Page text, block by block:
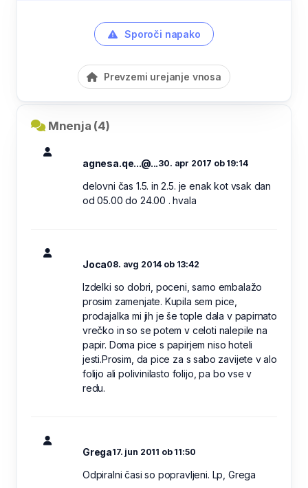
Sporoči napako
Prevzemi urejanje vnosa
Mnenja (4)
agnesa.qe...@...30. apr 2017 ob 19:14
delovni čas 1.5. in 2.5. je enak kot vsak dan
od 05.00 do 24.00 . hvala
Joca08. avg 2014 ob 13:42
Izdelki so dobri, poceni, samo embalažo
prosim zamenjate. Kupila sem pice,
prodajalka mi jih je še tople dala v papirnato
vrečko in so se potem v celoti nalepile na
papir. Doma pice s papirjem niso hoteli
jesti.Prosim, da pice za s sabo zavijete v alo
folijo ali polivinilasto folijo, pa bo vse v
redu.
Grega17. jun 2011 ob 11:50
Odpiralni časi so popravljeni. Lp, Grega